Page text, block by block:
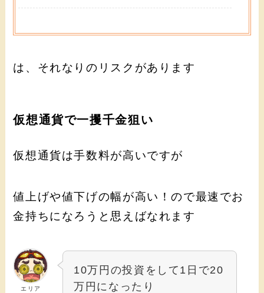
は、それなりのリスクがあります
仮想通貨で一攫千金狙い
仮想通貨は手数料が高いですが
値上げや値下げの幅が高い！ので最速でお
金持ちになろうと思えばなれます
エリア
10万円の投資をして1日で20
万円になったり